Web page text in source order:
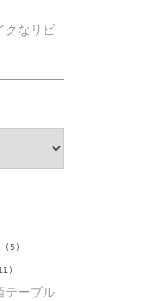
クなリビ
(5)
テーブル